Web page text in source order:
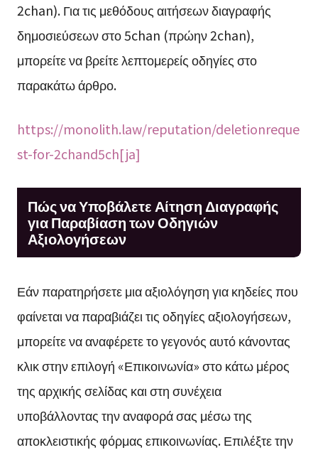
2chan). Για τις μεθόδους αιτήσεων διαγραφής
δημοσιεύσεων στο 5chan (πρώην 2chan),
μπορείτε να βρείτε λεπτομερείς οδηγίες στο
παρακάτω άρθρο.
https://monolith.law/reputation/deletionreque
st-for-2chand5ch[ja]
Πώς να Υποβάλετε Αίτηση Διαγραφής
για Παραβίαση των Οδηγιών
Αξιολογήσεων
Εάν παρατηρήσετε μια αξιολόγηση για κηδείες που
φαίνεται να παραβιάζει τις οδηγίες αξιολογήσεων,
μπορείτε να αναφέρετε το γεγονός αυτό κάνοντας
κλικ στην επιλογή «Επικοινωνία» στο κάτω μέρος
της αρχικής σελίδας και στη συνέχεια
υποβάλλοντας την αναφορά σας μέσω της
αποκλειστικής φόρμας επικοινωνίας. Επιλέξτε την